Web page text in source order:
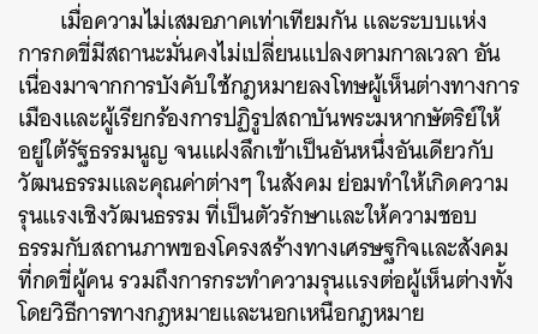
เมื่อความไม่เสมอภาคเท่าเทียมกัน และระบบแห่ง
การกดขี่มีสถานะมั่นคงไม่เปลี่ยนแปลงตามกาลเวลา อัน
เนื่องมาจากการบังคับใช้กฎหมายลงโทษผู้เห็นต่างทางการ
เมืองและผู้เรียกร้องการปฏิรูปสถาบันพระมหากษัตริย์ให้
อยู่ใต้รัฐธรรมนูญ จนแฝงลึกเข้าเป็นอันหนึ่งอันเดียวกับ
วัฒนธรรมและคุณค่าต่างๆ ในสังคม ย่อมทำให้เกิดความ
รุนแรงเชิงวัฒนธรรม ที่เป็นตัวรักษาและให้ความชอบ
ธรรมกับสถานภาพของโครงสร้างทางเศรษฐกิจและสังคม
ที่กดขี่ผู้คน รวมถึงการกระทำความรุนแรงต่อผู้เห็นต่างทั้ง
โดยวิธีการทางกฎหมายและนอกเหนือกฎหมาย